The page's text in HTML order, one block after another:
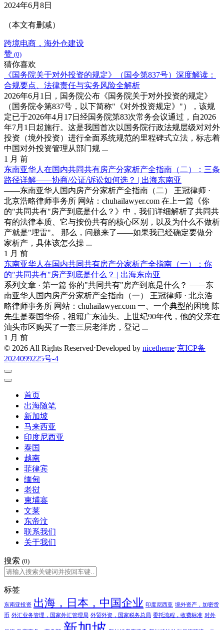
2024年6月8日
（本文有删减）
跨境电商，海外仓建设
赞 (0)
猜你喜欢
《国务院关于对外投资的规定》（国令第837号）深度解读：
合规要点、法律责任与实务风险全解析
2026年6月1日，国务院公布《国务院关于对外投资的规定》
（国务院令第837号，以下简称"《对外投资规定》"），该规
定已于2026年4月17日经国务院第83次常务会议通过，自2026
年7月1日起施行。这是我国首次以国务院行政法规层级对对外
投资（境外投资）进行全面系统规范的里程碑式立法，标志着
中国对外投资管理从部门规 ...
1 月 前
东南亚华人在国内共同共有房产分家析产全指南（二）：三条
路径详解——协商/公证/诉讼如何选？ | 出海东南亚
——东南亚华人国内房产分家析产全指南（二） 王冠律师 ·
北京浩略律师事务所 网站：chuhailawyer.com 在上一篇《你
的"共同共有"房产到底是什么？》中，我们详细解析了共同共
有的法律本质、它与按份共有的核心区别，以及为什么不做析
产就是"埋雷"。 那么，问题来了——如果我已经确定要做分
家析产，具体该怎么操 ...
1 月 前
东南亚华人在国内共同共有房产分家析产全指南（一）：你
的"共同共有"房产到底是什么？ | 出海东南亚
系列文章 · 第一篇 你的"共同共有"房产到底是什么？ ——东
南亚华人国内房产分家析产全指南（一） 王冠律师 · 北京浩
略律师事务所 网站：chuhailawyer.com 一、一个典型的困境 陈
先生是泰国华侨，祖籍广东汕头。上世纪90年代，他的父亲在
汕头市区购买了一套三层老洋房，登记 ...
1 月 前
© 2026 All Rights Reserved⋅Developed by nicetheme⋅京ICP备
2024099225号-4
首页
出海随笔
新加坡
马来西亚
印度尼西亚
泰国
越南
菲律宾
缅甸
老挝
柬埔寨
文莱
东帝汶
联系我们
关于我们
搜索 (0)
标签
东南亚投资 出海，日本，中国企业 印度尼西亚 境外资产，加密货
币 外汇业务管理，国家外汇管理局 外贸外资，国家税务总局 委托流程，收费标准 对外